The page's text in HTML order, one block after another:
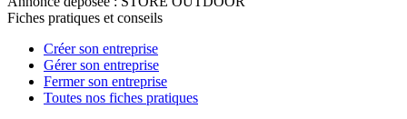
Fiches pratiques et conseils
Créer son entreprise
Gérer son entreprise
Fermer son entreprise
Toutes nos fiches pratiques